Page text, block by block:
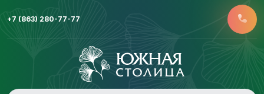
+7 (863) 280-77-77